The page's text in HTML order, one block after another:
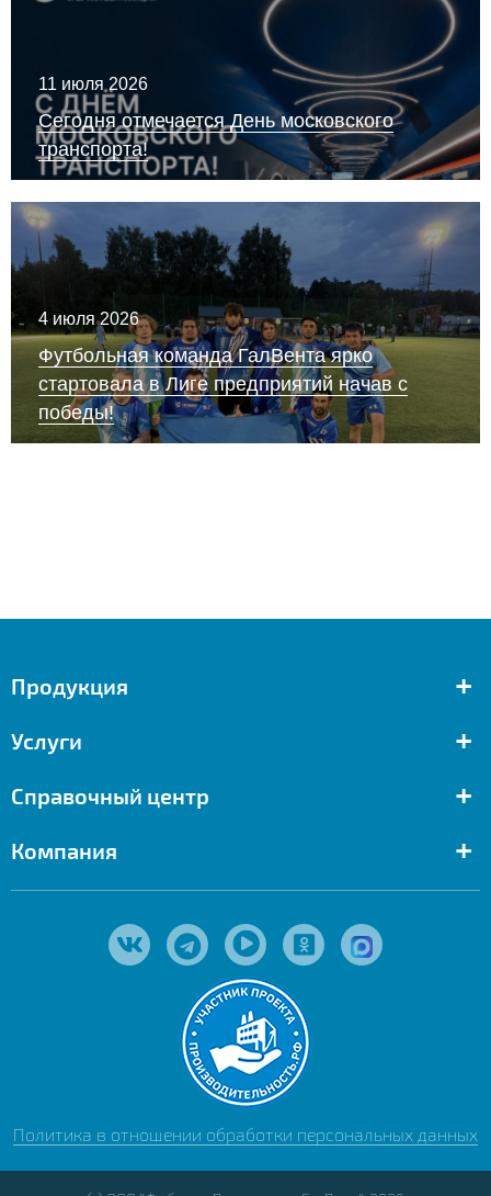
11 июля 2026
Сегодня отмечается День московского
транспорта!
4 июля 2026
Футбольная команда ГалВента ярко
стартовала в Лиге предприятий начав с
победы!
Продукция +
Услуги +
Справочный центр +
Компания +
Политика в отношении обработки персональных данных